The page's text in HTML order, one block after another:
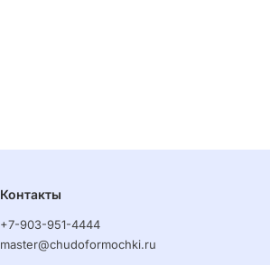
Контакты
+7-903-951-4444
master@chudoformochki.ru